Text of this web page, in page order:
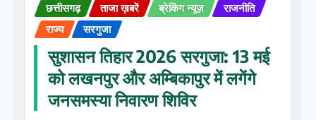
छत्तीसगढ़ ताजा ख़बरें ब्रेकिंग न्यूज़
राजनीति
राज्य
सरगुजा
सुशासन तिहार 2026 सरगुजा: 13 मई
को लखनपुर और अम्बिकापुर में लगेंगे
जनसमस्या निवारण शिविर